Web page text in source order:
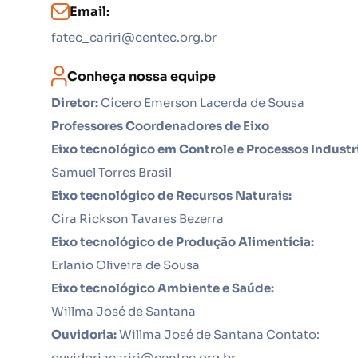
Email:
fatec_cariri@centec.org.br
Conheça nossa equipe
Diretor: Cícero Emerson Lacerda de Sousa
Professores Coordenadores de Eixo
Eixo tecnológico em Controle e Processos
Samuel Torres Brasil
Eixo tecnológico de Recursos Naturais:
Cira Rickson Tavares Bezerra
Eixo tecnológico de Produção Alimentícia:
Erlanio Oliveira de Sousa
Eixo tecnológico Ambiente e Saúde:
Willma José de Santana
Ouvidoria:Willma José de Santana Contato: